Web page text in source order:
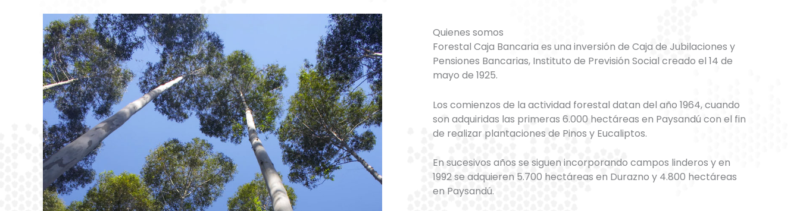
Quienes somos
Forestal Caja Bancaria es una inversión de Caja de Jubilaciones y
Pensiones Bancarias, Instituto de Previsión Social creado el 14 de
mayo de 1925.
Los comienzos de la actividad forestal datan del año 1964, cuando
son adquiridas las primeras 6.000 hectáreas en Paysandú con el fin
de realizar plantaciones de Pinos y Eucaliptos.
En sucesivos años se siguen incorporando campos linderos y en
1992 se adquieren 5.700 hectáreas en Durazno y 4.800 hectáreas
en Paysandú.